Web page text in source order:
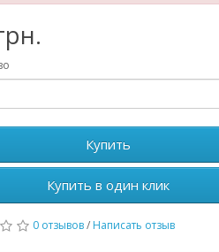
Купить
Купить в один клик
0 отзывов/ Написать отзыв